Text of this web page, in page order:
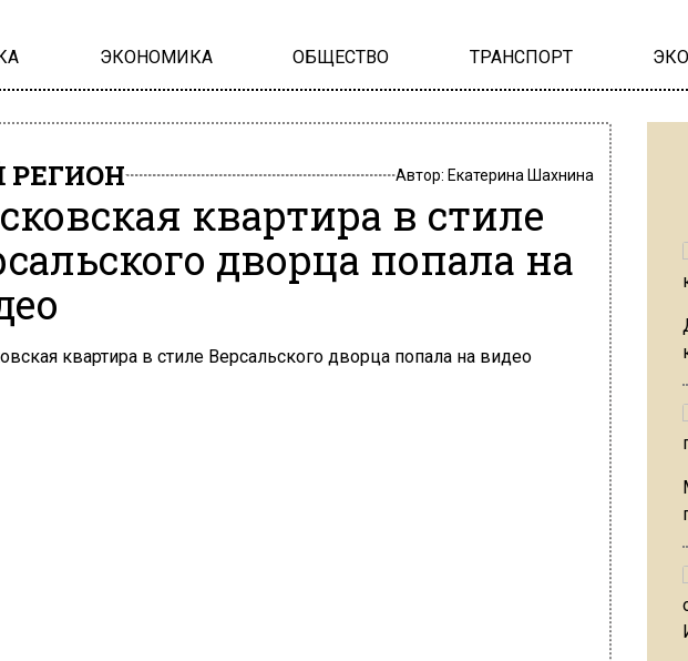
ЭКОНОМИКА ОБЩЕСТВО ТРАНСПОРТ
Автор: Екатерина Шахнина
квартира в стиле
дворца попала на